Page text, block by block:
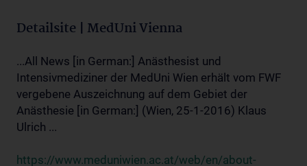
Detailsite | MedUni Vienna
...All News [in German:] Anästhesist und
Intensivmediziner der MedUni Wien erhält vom FWF
vergebene Auszeichnung auf dem Gebiet der
Anästhesie [in German:] (Wien, 25-1-2016) Klaus
Ulrich ...
https://www.meduniwien.ac.at/web/en/about-